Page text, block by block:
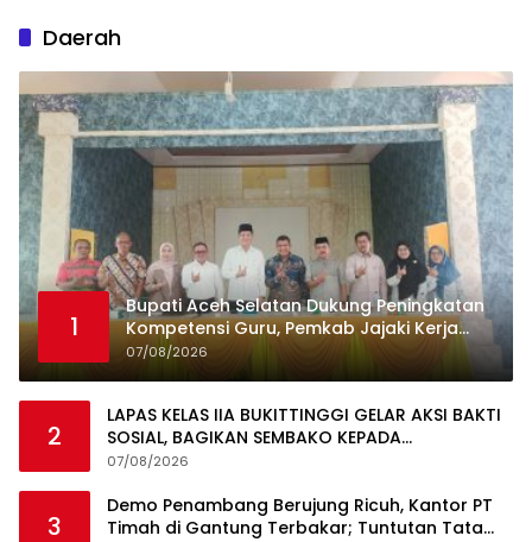
Daerah
1
Bupati Aceh Selatan Dukung Peningkatan
Kompetensi Guru, Pemkab Jajaki Kerja
Sama dengan Pascasarjana USK
07/08/2026
2
LAPAS KELAS IIA BUKITTINGGI GELAR AKSI BAKTI
SOSIAL, BAGIKAN SEMBAKO KEPADA
MASYARAKAT SEKITAR
07/08/2026
3
Demo Penambang Berujung Ricuh, Kantor PT
Timah di Gantung Terbakar; Tuntutan Tata